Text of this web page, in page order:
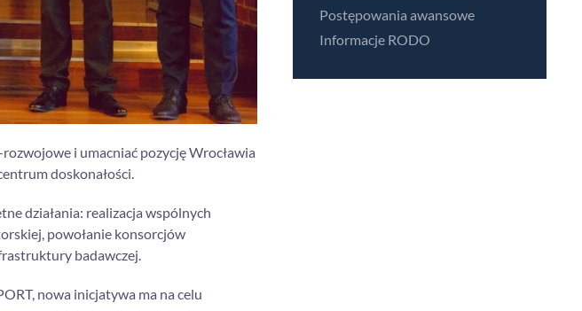
i umacniać pozycję Wrocławia
doskonałości.
działania: realizacja wspólnych
powołanie konsorcjów
badawczej.
nowa inicjatywa ma na celu
Postępowania awansowe
Informacje RODO